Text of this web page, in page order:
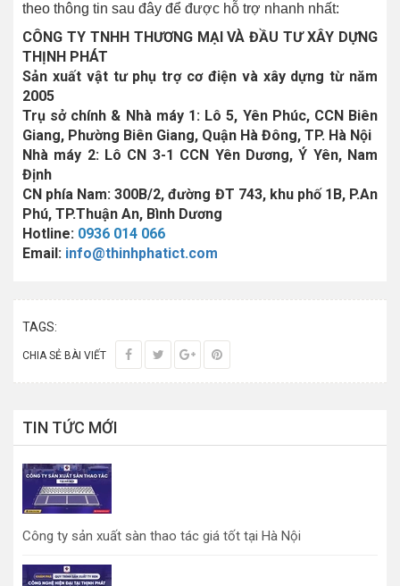
theo thông tin sau đây để được hỗ trợ nhanh nhất:
CÔNG TY TNHH THƯƠNG MẠI VÀ ĐẦU TƯ XÂY DỰNG
THỊNH PHÁT
Sản xuất vật tư phụ trợ cơ điện và xây dựng từ năm
2005
Trụ sở chính & Nhà máy 1: Lô 5, Yên Phúc, CCN Biên
Giang, Phường Biên Giang, Quận Hà Đông, TP. Hà Nội
Nhà máy 2: Lô CN 3-1 CCN Yên Dương, Ý Yên, Nam
Định
CN phía Nam: 300B/2, đường ĐT 743, khu phố 1B, P.An
Phú, TP.Thuận An, Bình Dương
Hotline: 0936 014 066
Email: info@thinhphatict.com
TAGS:
CHIA SẺ BÀI VIẾT
TIN TỨC MỚI
Công ty sản xuất sàn thao tác giá tốt tại Hà Nội